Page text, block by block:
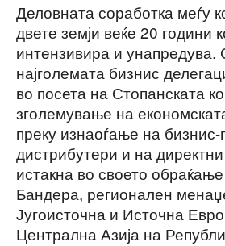
Деловната соработка меѓу
двете земји веќе 20 години
интензивира и унапредува.
најголемата бизнис
во посета на Стопанската
зголемување на
преку изнаоѓање на
дистрибутери и на
истакна во своето
Бандера, регионален
Југоисточна и Источна
Централна Азија на